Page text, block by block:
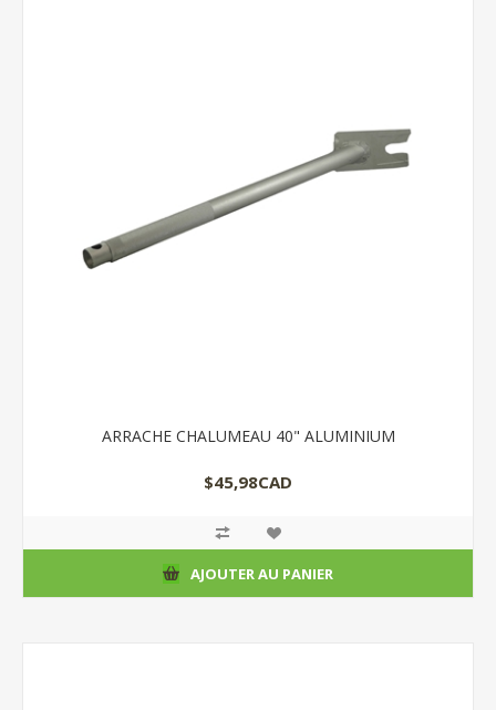
ARRACHE CHALUMEAU 40" ALUMINIUM
$45,98CAD
AJOUTER AU PANIER